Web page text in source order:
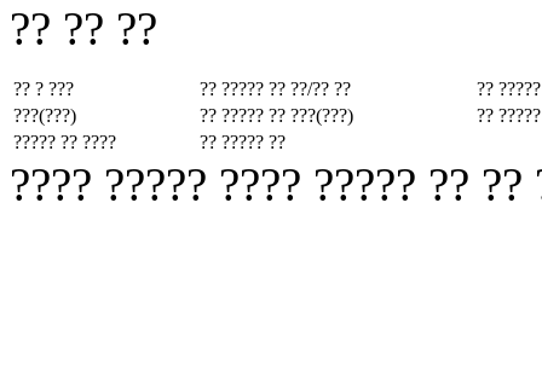
?? ?? ??
?? ? ??? ?? ????? ?? ??/?? ??
??
???(???)
?? ????? ?? ???(???)
??
????? ?? ????
?? ????? ??
???? ????? ???? ????? ??